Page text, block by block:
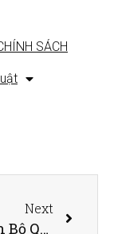
SÁCH
Next
Ban hành Bộ Quy tắc ứng xử trên mạng xã hội